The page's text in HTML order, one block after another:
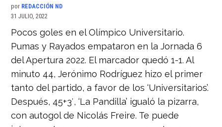
por REDACCIÓN ND
31 JULIO, 2022
Pocos goles en el Olímpico Universitario.
Pumas y Rayados empataron en la Jornada 6
del Apertura 2022. El marcador quedó 1-1. Al
minuto 44, Jerónimo Rodríguez hizo el primer
tanto del partido, a favor de los ‘Universitarios’.
Después, 45+3′, ‘La Pandilla’ igualó la pizarra,
con autogol de Nicolás Freire. Te puede